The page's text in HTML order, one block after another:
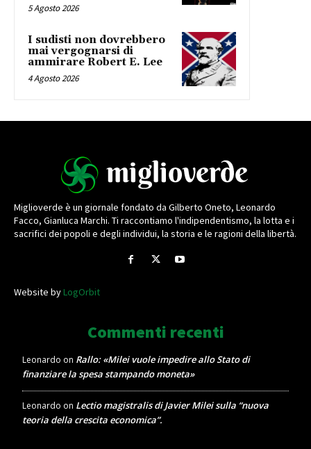
5 Agosto 2026
I sudisti non dovrebbero
mai vergognarsi di
ammirare Robert E. Lee
4 Agosto 2026
Miglioverde è un giornale fondato da Gilberto Oneto, Leonardo
Facco, Gianluca Marchi. Ti raccontiamo l'indipendentismo, la lotta e i
sacrifici dei popoli e degli individui, la storia e le ragioni della libertà.
Website byLogOrbit
Commenti recenti
Leonardo on Rallo: «Milei vuole impedire allo Stato di
finanziare la spesa stampando moneta»
Leonardo on Lectio magistralis di Javier Milei sulla “nuova
teoria della crescita economica”.